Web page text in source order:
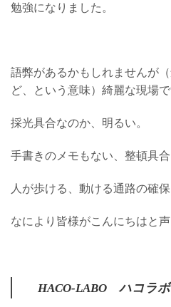
勉強になりました。
語弊があるかもしれませんが
ど、という意味）綺麗な現場で
採光具合なのか、明るい。
手書きのメモもない、整頓具合
人が歩ける、動ける通路の確保
なにより皆様がこんにちはと
HACO-LABO ハコラボ